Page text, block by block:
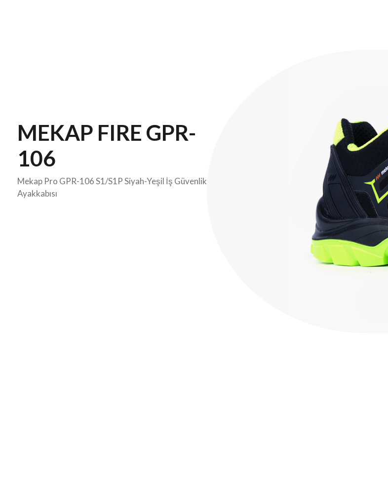
MEKAP FIRE GPR-
106
Mekap Pro GPR-106 S1/S1P Siyah-Yeşil İş Güvenlik
Ayakkabısı